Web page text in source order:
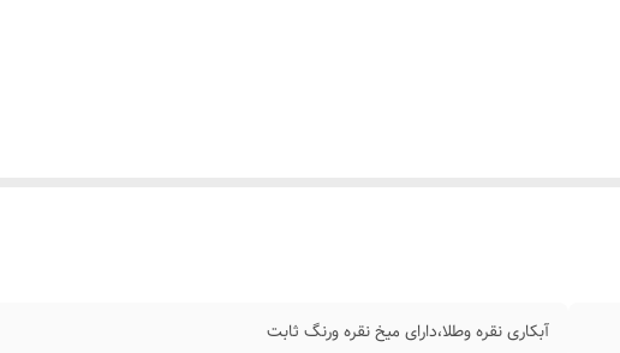
آبکاری نقره وطلا،دارای میخ نقره ورنگ ثابت